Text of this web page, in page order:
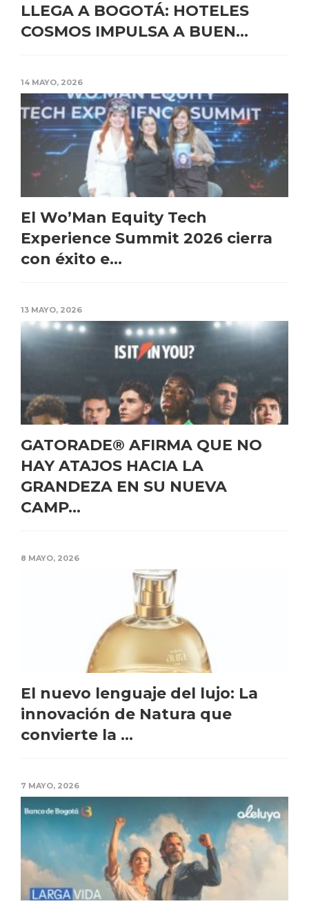
LLEGA A BOGOTÁ: HOTELES
COSMOS IMPULSA A BUEN...
14 MAYO, 2026
El Wo’Man Equity Tech
Experience Summit 2026 cierra
con éxito e...
13 MAYO, 2026
GATORADE® AFIRMA QUE NO
HAY ATAJOS HACIA LA
GRANDEZA EN SU NUEVA
CAMP...
8 MAYO, 2026
El nuevo lenguaje del lujo: La
innovación de Natura que
convierte la ...
7 MAYO, 2026